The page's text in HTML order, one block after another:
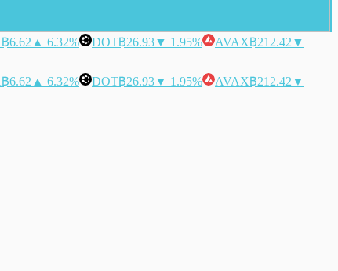
฿6.62 ▲ 6.32% DOT฿26.93▼ 1.95% AVAX฿212.42 ▼
฿6.62 ▲ 6.32% DOT฿26.93▼ 1.95% AVAX฿212.42 ▼